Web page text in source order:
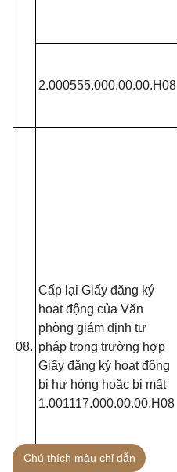
2.000555.000.00.00.H08
08.
Cấp lại Giấy đăng ký
hoạt động của Văn
phòng giám định tư
pháp trong trường hợp
Giấy đăng ký hoạt động
bị hư hỏng hoặc bị mất
1.001117.000.00.00.H08
Chú thích màu chỉ dẫn